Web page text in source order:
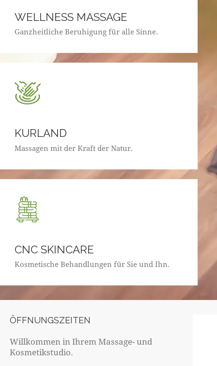
WELLNESS MASSAGE
Ganzheitliche Beruhigung für alle Sinne.
KURLAND
Massagen mit der Kraft der Natur.
CNC SKINCARE
Kosmetische Behandlungen für Sie und Ihn.
ÖFFNUNGSZEITEN
Willkommen in Ihrem Massage- und
Kosmetikstudio.